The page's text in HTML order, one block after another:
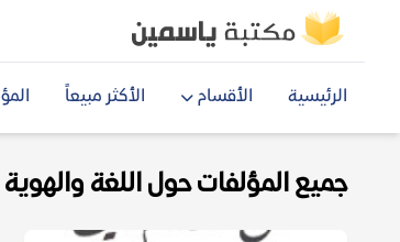
الرئيسية الأقسام الأكثر مبيعاً
جميع المؤلفات حول اللغة والهوية pdf